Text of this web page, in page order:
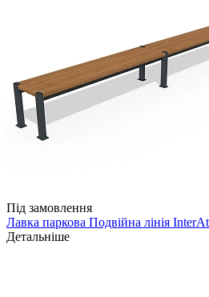
Під замовлення
Лавка паркова Подвійна лінія
Детальніше